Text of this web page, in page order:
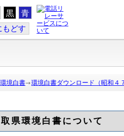
黒 青
もどす
境白書 環境白書ダウンロード（昭和４
県環境白書について